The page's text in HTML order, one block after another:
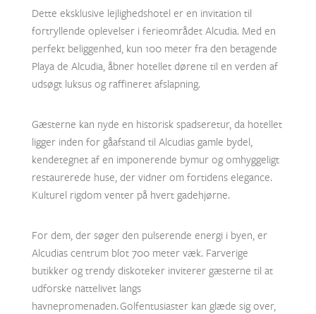
Dette eksklusive lejlighedshotel er en invitation til
fortryllende oplevelser i ferieområdet Alcudia. Med en
perfekt beliggenhed, kun 100 meter fra den betagende
Playa de Alcudia, åbner hotellet dørene til en verden af
udsøgt luksus og raffineret afslapning.
Gæsterne kan nyde en historisk spadseretur, da hotellet
ligger inden for gåafstand til Alcudias gamle bydel,
kendetegnet af en imponerende bymur og omhyggeligt
restaurerede huse, der vidner om fortidens elegance.
Kulturel rigdom venter på hvert gadehjørne.
For dem, der søger den pulserende energi i byen, er
Alcudias centrum blot 700 meter væk. Farverige
butikker og trendy diskoteker inviterer gæsterne til at
udforske nattelivet langs
havnepromenaden. Golfentusiaster kan glæde sig over,